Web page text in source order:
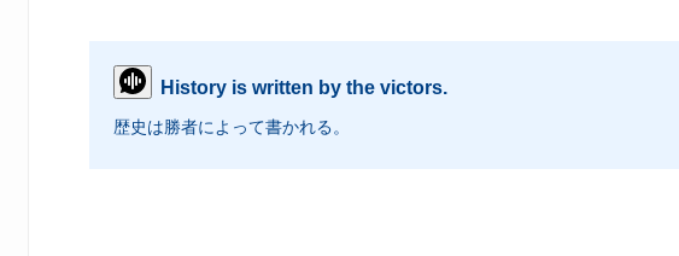
History is written by the victors.
歴史は勝者によって書かれる。